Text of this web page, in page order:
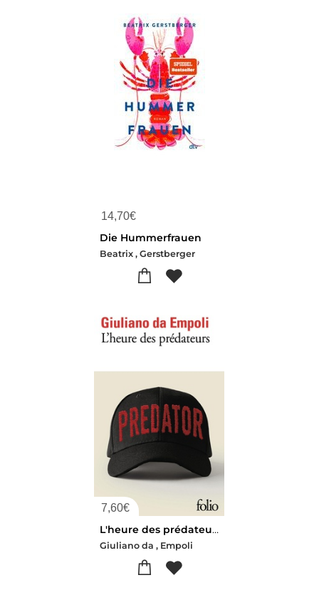
14,70€
Die Hummerfrauen
Beatrix , Gerstberger
7,60€
L'heure des prédateurs
Giuliano da , Empoli